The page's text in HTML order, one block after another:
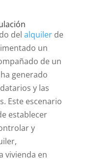
del alquilerde
un
de un
generado
y las
Este escenario
establecer
y
vivienda en